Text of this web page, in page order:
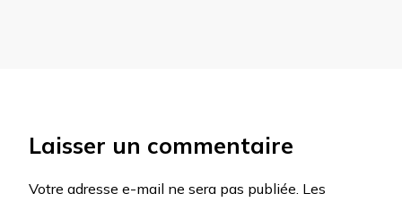
Laisser un commentaire
Votre adresse e-mail ne sera pas publiée. Les